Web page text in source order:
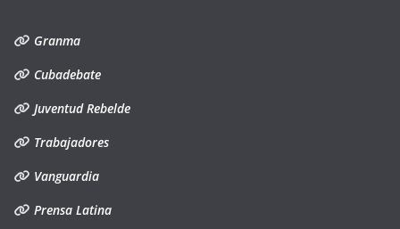
Granma
Cubadebate
Juventud Rebelde
Trabajadores
Vanguardia
Prensa Latina